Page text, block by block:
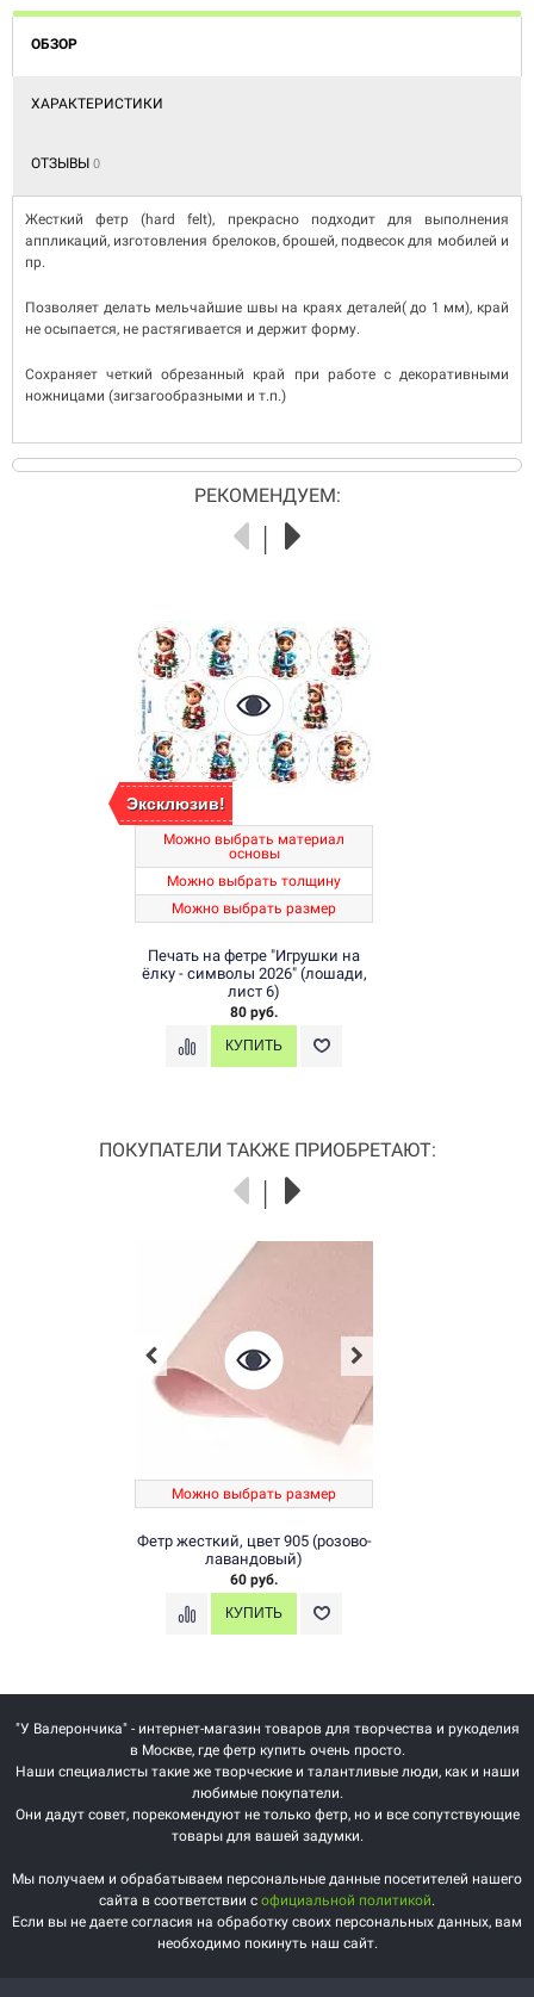
ОБЗОР
ХАРАКТЕРИСТИКИ
ОТЗЫВЫ 0
Жесткий фетр (hard felt), прекрасно подходит для выполнения
аппликаций, изготовления брелоков, брошей, подвесок для мобилей и
пр.
Позволяет делать мельчайшие швы на краях деталей( до 1 мм), край
не осыпается, не растягивается и держит форму.
Сохраняет четкий обрезанный край при работе с декоративными
ножницами (зигзагообразными и т.п.)
РЕКОМЕНДУЕМ:
Эксклюзив!
Можно выбрать материал
основы
Можно выбрать толщину
Можно выбрать размер
Печать на фетре "Игрушки на
ёлку - символы 2026" (лошади,
лист 6)
80 руб.
ПОКУПАТЕЛИ ТАКЖЕ ПРИОБРЕТАЮТ:
Можно выбрать размер
Фетр жесткий, цвет 905 (розово-
лавандовый)
60 руб.
"У Валерончика" - интернет-магазин товаров для творчества и рукоделия
в Москве, где фетр купить очень просто.
Наши специалисты такие же творческие и талантливые люди, как и наши
любимые покупатели.
Они дадут совет, порекомендуют не только фетр, но и все сопутствующие
товары для вашей задумки.
Мы получаем и обрабатываем персональные данные посетителей нашего
сайта в соответствии с официальной политикой.
Если вы не даете согласия на обработку своих персональных данных, вам
необходимо покинуть наш сайт.